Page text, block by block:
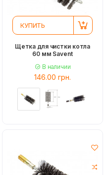
КУПИТЬ
Щетка для чистки котла
60 мм Savent
В наличии
146.00 грн.